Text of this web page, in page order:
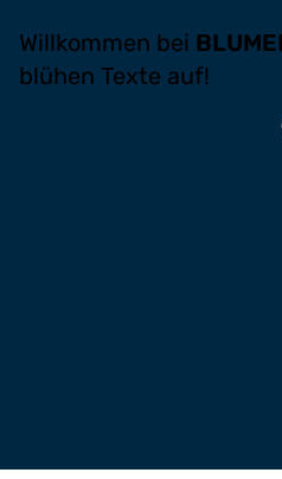
Willkommen bei
blühen Texte auf!